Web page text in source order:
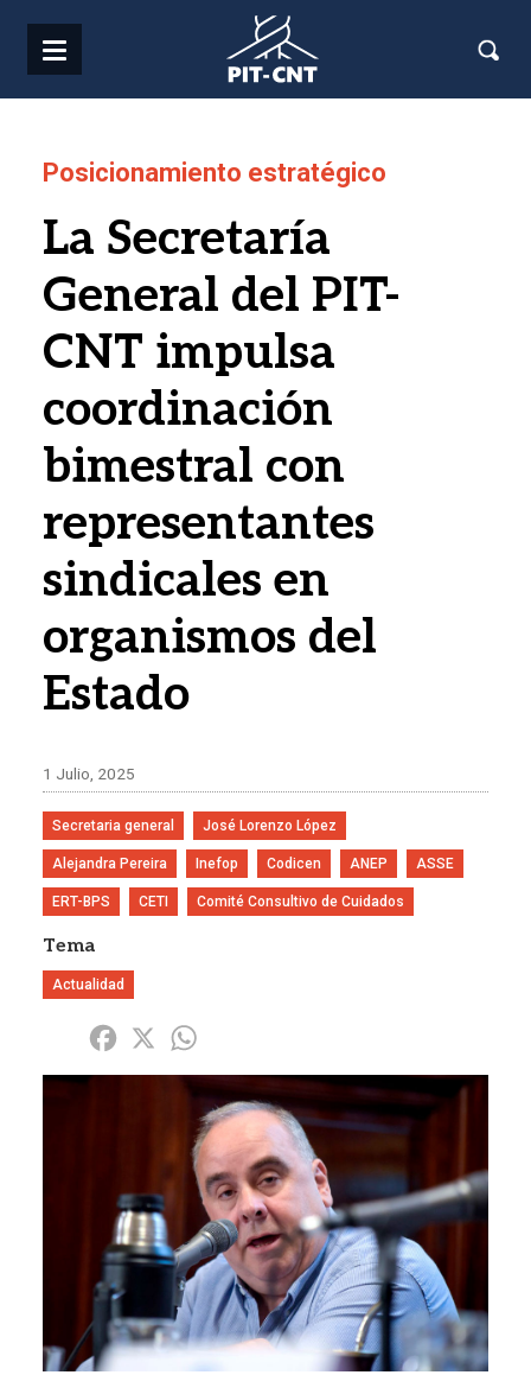
Posicionamiento estratégico
La Secretaría
General del PIT-
CNT impulsa
coordinación
bimestral con
representantes
sindicales en
organismos del
Estado
1 Julio, 2025
Secretaria general José Lorenzo López
Alejandra Pereira Inefop Codicen ANEP ASSE
ERT-BPS CETI Comité Consultivo de Cuidados
Tema
Actualidad
Share Facebook
X
Imagen